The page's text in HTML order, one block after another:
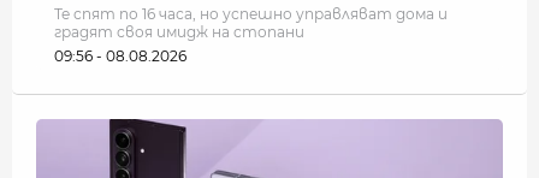
Те спят по 16 часа, но успешно управляват дома и
градят своя имидж на стопани
09:56 - 08.08.2026